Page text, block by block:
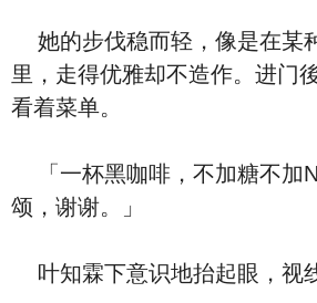
她的步伐稳而轻，像是在某
里，走得优雅却不造作。进门
看着菜单。
「一杯黑咖啡，不加糖不加
颂，谢谢。」
叶知霖下意识地抬起眼，